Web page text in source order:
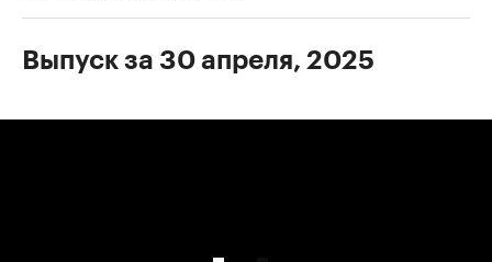
Выпуск за 30 апреля, 2025